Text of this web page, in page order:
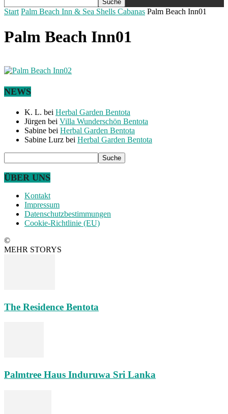
Start Palm Beach Inn & Sea Shells Cabanas Palm Beach Inn01
Palm Beach Inn01
NEWS
K. L. bei Herbal Garden Bentota
Jürgen bei Villa Wunderschön Bentota
Sabine bei Herbal Garden Bentota
Sabine Lurz bei Herbal Garden Bentota
ÜBER UNS
Kontakt
Impressum
Datenschutzbestimmungen
Cookie-Richtlinie (EU)
©
MEHR STORYS
The Residence Bentota
Palmtree Haus Induruwa Sri Lanka